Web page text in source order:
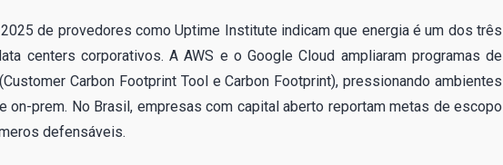
de provedores como Uptime Institute indicam que energia é um dos três
centers corporativos. A AWS e o Google Cloud ampliaram programas de
Carbon Footprint Tool e Carbon Footprint), pressionando ambientes
on-prem. No Brasil, empresas com capital aberto reportam metas de escopo
defensáveis.